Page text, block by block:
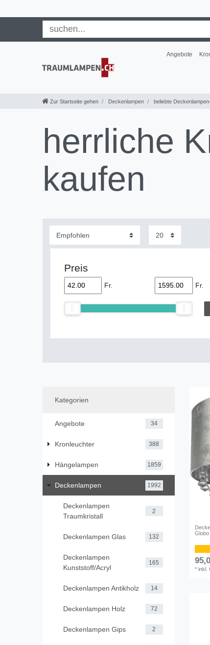
Angebote
Zur Startseite gehen Deckenlampen beliebte
herrliche
kaufen
Preis
Fr. Fr.
Kategorien
Angebote 34
Kronleuchter 388
Hängelampen 1859
Deckenlampen 1992
Deckenlampen
Traumkristall
2
Deckenlampen Glas 132
Deckenlampen
Kunststoff/Acryl
165
Deckenlampen Antikholz 14
Deckenlampen Holz 72
Deckenlampen Gips 2
*inkl.